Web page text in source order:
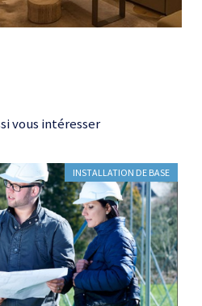
vous intéresser
INSTALLATION DE BASE